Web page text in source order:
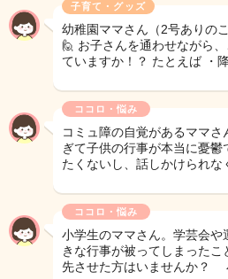
子育て・グッズ
幼稚園ママさん（2号ありの
🙋 お子さんを通わせながら
ていますか！？ たとえば ・
ココロ・悩み
コミュ障の自覚があるママ
ぎて子供の行事が本当に憂
たくないし、話しかけられな
ココロ・悩み
小学生のママさん。学芸会
きな行事が被ってしまった
先させた方はいませんか？